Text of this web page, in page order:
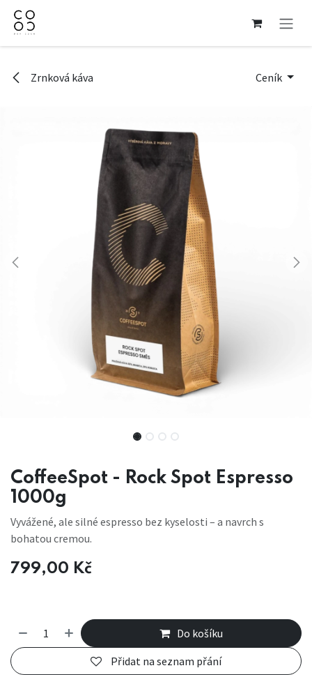
Přejít na obsah
Zrnková káva Ceník
CoffeeSpot - Rock Spot Espresso
1000g
Vyvážené, ale silné espresso bez kyselosti – a navrch s
bohatou cremou.
799,00 Kč
Do košíku
Přidat na seznam přání